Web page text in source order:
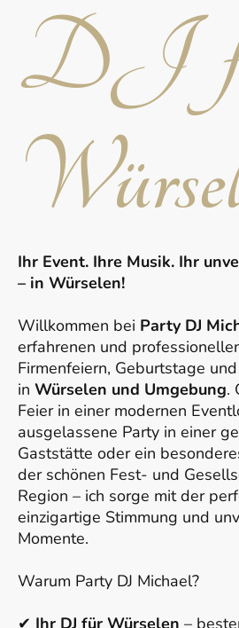
DJ
Ihr Event. Ihre Musik. Ihr
– in Würselen!
Willkommen bei Party DJ
erfahrenen und
Firmenfeiern, Geburtstage
in Würselen und Umgebung.
Feier in einer modernen
ausgelassene Party in einer
Gaststätte oder ein
der schönen Fest- und
Region – ich sorge mit der
einzigartige Stimmung und
Momente.
Warum Party DJ Michael?
✔ Ihr DJ für Würselen –